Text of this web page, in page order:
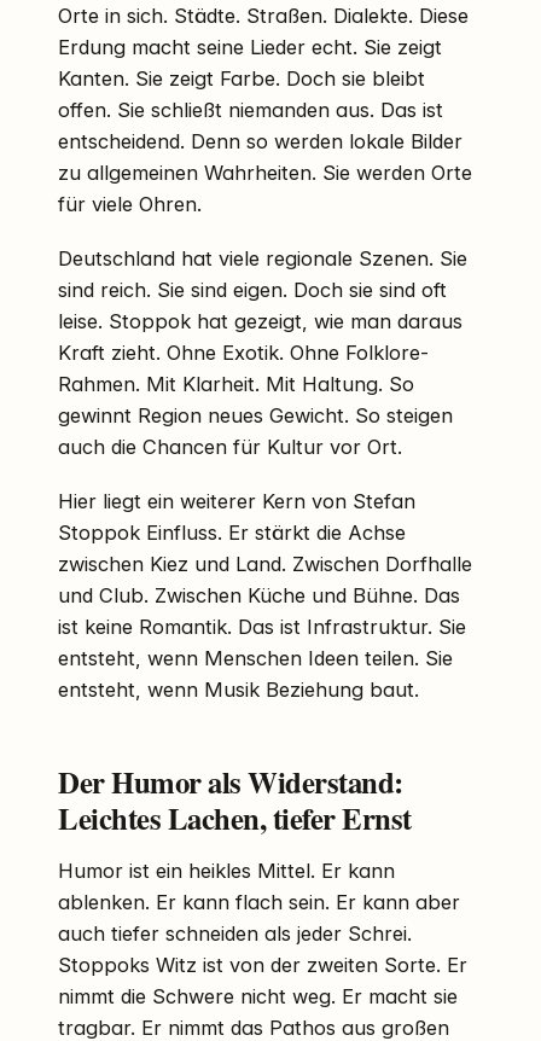
Orte in sich. Städte. Straßen. Dialekte. Diese
Erdung macht seine Lieder echt. Sie zeigt
Kanten. Sie zeigt Farbe. Doch sie bleibt
offen. Sie schließt niemanden aus. Das ist
entscheidend. Denn so werden lokale Bilder
zu allgemeinen Wahrheiten. Sie werden Orte
für viele Ohren.
Deutschland hat viele regionale Szenen. Sie
sind reich. Sie sind eigen. Doch sie sind oft
leise. Stoppok hat gezeigt, wie man daraus
Kraft zieht. Ohne Exotik. Ohne Folklore-
Rahmen. Mit Klarheit. Mit Haltung. So
gewinnt Region neues Gewicht. So steigen
auch die Chancen für Kultur vor Ort.
Hier liegt ein weiterer Kern von Stefan
Stoppok Einfluss. Er stärkt die Achse
zwischen Kiez und Land. Zwischen Dorfhalle
und Club. Zwischen Küche und Bühne. Das
ist keine Romantik. Das ist Infrastruktur. Sie
entsteht, wenn Menschen Ideen teilen. Sie
entsteht, wenn Musik Beziehung baut.
Der Humor als Widerstand:
Leichtes Lachen, tiefer Ernst
Humor ist ein heikles Mittel. Er kann
ablenken. Er kann flach sein. Er kann aber
auch tiefer schneiden als jeder Schrei.
Stoppoks Witz ist von der zweiten Sorte. Er
nimmt die Schwere nicht weg. Er macht sie
tragbar. Er nimmt das Pathos aus großen